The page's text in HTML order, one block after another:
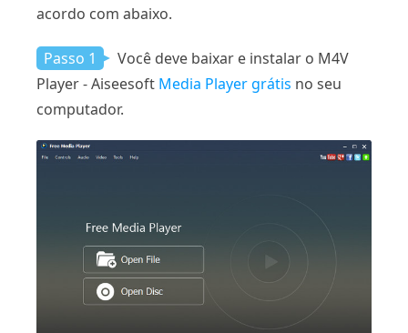
acordo com abaixo.
Passo 1
Você deve baixar e instalar o M4V
Player - Aiseesoft Media Player grátis no seu
computador.